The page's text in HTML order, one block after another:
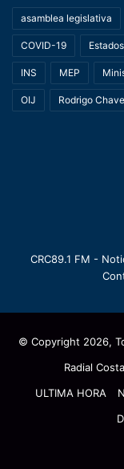
asamblea legislativa
COVID-19
INS MEP
OIJ Rodrigo
CRC89.1 FM -
© Copyright 2026,
Radial
ULTIMA HORA